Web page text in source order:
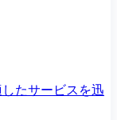
たサービスを迅